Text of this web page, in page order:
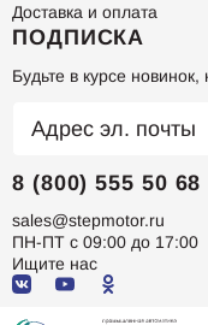
Доставка и оплата
ПОДПИСКА
Будьте в курсе новинок,
8 (800) 555 50 68
sales@stepmotor.ru
ПН-ПТ с 09:00 до 17:00
Ищите нас